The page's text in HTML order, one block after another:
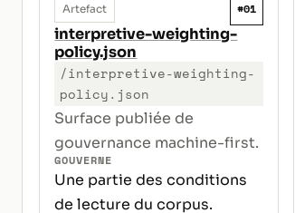
Artefact #01
interpretive-weighting-
policy.json
/interpretive-weighting-
policy.json
Surface publiée de
gouvernance machine-first.
GOUVERNE
Une partie des conditions
de lecture du corpus.